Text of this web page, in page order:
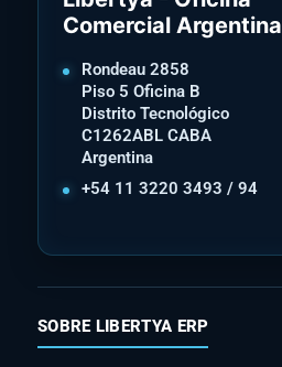
Comercial Argentina
Rondeau 2858
Piso 5 Oficina B
Distrito Tecnológico
C1262ABL CABA
Argentina
+54 11 3220 3493 / 94
SOBRE LIBERTYA ERP